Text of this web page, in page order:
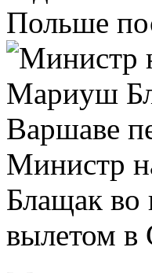
Польше
Министр
Блащак во
вылетом